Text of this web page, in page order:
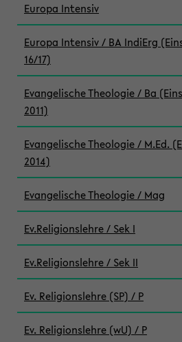
Europa Intensiv
Europa Intensiv / BA IndiErg
16/17)
Evangelische Theologie / Ba
2011)
Evangelische Theologie / M.Ed.
2014)
Evangelische Theologie / Mag
Ev.Religionslehre / Sek I
Ev.Religionslehre / Sek II
Ev. Religionslehre (SP) / P
Ev. Religionslehre (wU) / P